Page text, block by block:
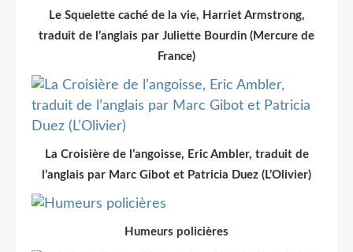
Le Squelette caché de la vie, Harriet Armstrong,
traduit de l’anglais par Juliette Bourdin (Mercure de
France)
La Croisière de l’angoisse, Eric Ambler, traduit de
l’anglais par Marc Gibot et Patricia Duez (L’Olivier)
Humeurs policières